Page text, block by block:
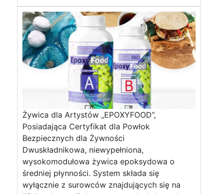
Żywica dla Artystów „EPOXYFOOD”,
Posiadająca Certyfikat dla Powłok
Bezpiecznych dla Żywności
Dwuskładnikowa, niewypełniona,
wysokomodułowa żywica epoksydowa o
średniej płynności. System składa się
wyłącznie z surowców znajdujących się na